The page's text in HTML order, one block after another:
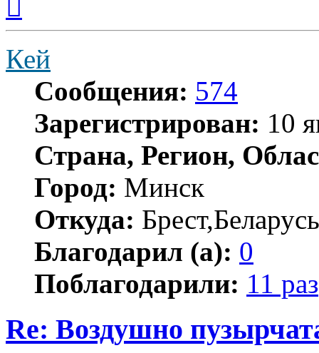
началу
Кей
Сообщения: 574
Зарегистрирован: 10
Страна, Регион,
Город: Минск
Откуда: Брест,Беларусь
Благодарил (а): 0
Поблагодарили: 11 раз
Re: Воздушно